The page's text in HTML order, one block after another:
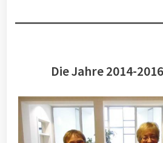
Die Jahre 2014-